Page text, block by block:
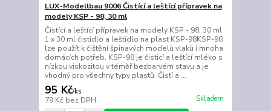
LUX-Modellbau 9006 Čistící a leštící přípravek na
modely KSP - 98, 30 ml
Čistící a leštící přípravek na modely KSP - 98, 30 ml
1 x 30 ml čistidlo a leštidlo na plast KSP-98KSP-98
lze použít k čištění špinavých modelů vlaků i mnoha
domácích potřeb. KSP-98 je čisticí a leštící mléko s
nízkou viskozitou v téměř bezbarvém stavu a je
vhodný pro všechny typy plastů. Čistí a ...
95 Kč/ks
79 Kč bez DPH Skladem